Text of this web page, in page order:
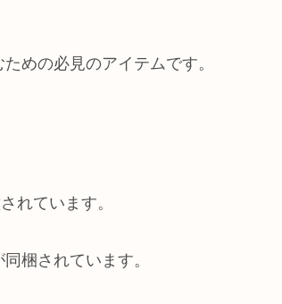
めの必見のアイテムです。
れています。
梱されています。